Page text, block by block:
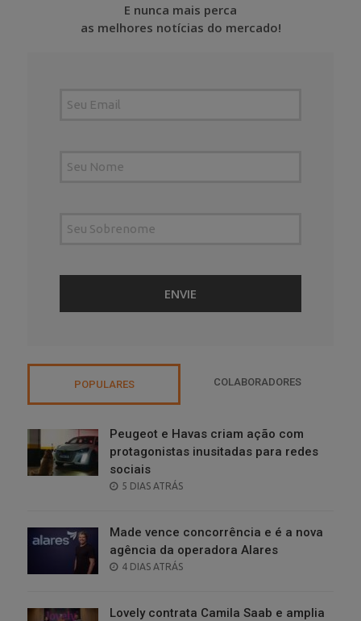
E nunca mais perca
as melhores notícias do mercado!
POPULARES COLABORADORES
Peugeot e Havas criam ação com
protagonistas inusitadas para redes
sociais
POSTED
5 DIAS ATRÁS
Made vence concorrência e é a nova
agência da operadora Alares
POSTED
4 DIAS ATRÁS
Lovely contrata Camila Saab e amplia